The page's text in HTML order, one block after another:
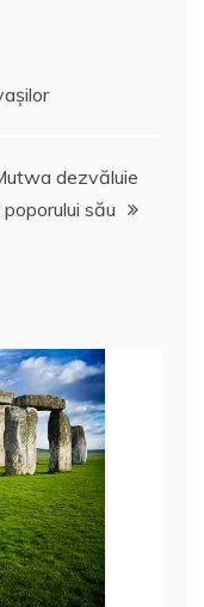
dezvăluie
său